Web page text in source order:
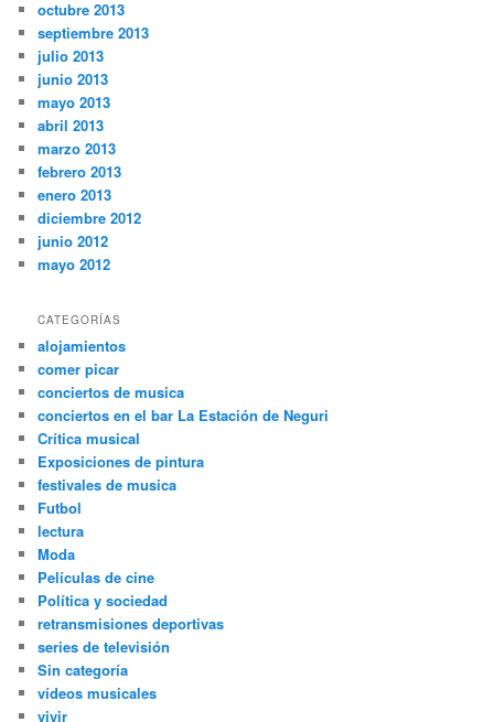
octubre 2013
septiembre 2013
julio 2013
junio 2013
mayo 2013
abril 2013
marzo 2013
febrero 2013
enero 2013
diciembre 2012
junio 2012
mayo 2012
CATEGORÍAS
alojamientos
comer picar
conciertos de musica
conciertos en el bar La Estación de Neguri
Crítica musical
Exposiciones de pintura
festivales de musica
Futbol
lectura
Moda
Películas de cine
Política y sociedad
retransmisiones deportivas
series de televisión
Sin categoría
vídeos musicales
vivir